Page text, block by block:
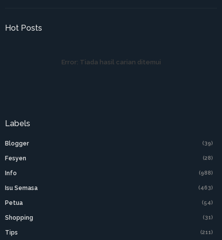
Hot Posts
Error: Tiada hasil carian ditemui
Labels
Blogger (39)
Fesyen (28)
Info (988)
Isu Semasa (463)
Petua (54)
Shopping (31)
Tips (211)